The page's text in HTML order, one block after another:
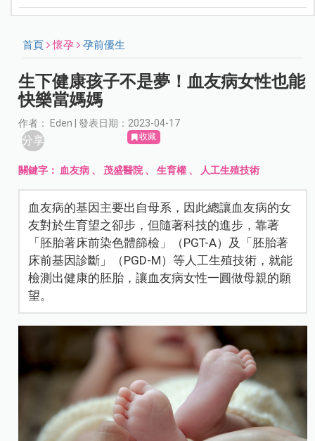
首頁 懷孕 孕前優生
生下健康孩子不是夢！血友病女性也能
快樂當媽媽
作者： Eden | 發表日期：2023-04-17
分享 收藏
關鍵字： 血友病 、 茂盛醫院 、生育權 、 人工生殖技術
血友病的基因主要出自母系，因此總讓血友病的女
友對於生育望之卻步，但隨著科技的進步，靠著
「胚胎著床前染色體篩檢」（PGT-A）及「胚胎著
床前基因診斷」（PGD-M）等人工生殖技術，就能
檢測出健康的胚胎，讓血友病女性一圓做母親的願
望。